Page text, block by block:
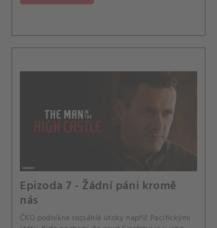
Epizoda 7 - Žádní páni kromě
nás
ČKO podnikne rozsáhlé útoky napříč Pacifickými